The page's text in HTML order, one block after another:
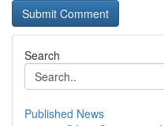
Search
Published News